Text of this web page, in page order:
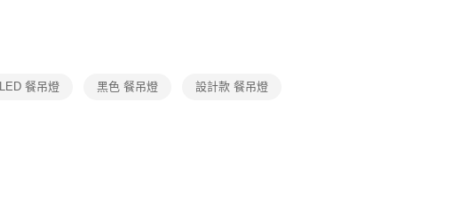
／ATM／網路銀行／等多元方式進行付款，方視為交易完成。
※ 請注意：結帳手續完成當下不需立刻繳費，但若您需要取消訂單，請聯
LED 餐吊燈 黑色 餐吊燈 設計款 餐吊燈